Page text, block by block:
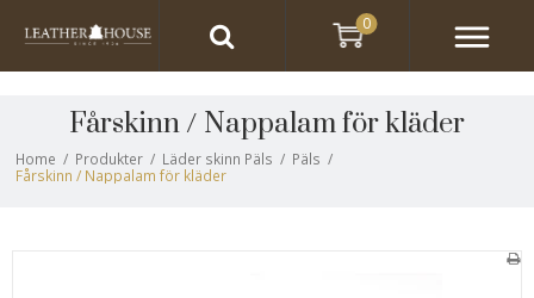
Fårskinn / Nappalam för kläder
Home / Produkter / Läder skinn Päls / Päls /
Fårskinn / Nappalam för kläder
0